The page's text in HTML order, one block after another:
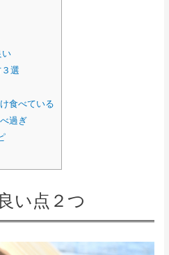
選
食べている
過ぎ
い点２つ